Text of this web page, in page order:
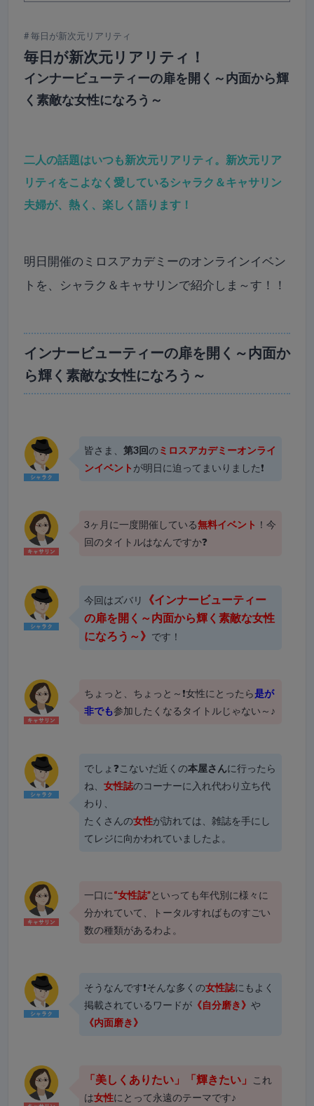
毎日が新次元リアリティ
毎日が新次元リアリティ！
インナービューティーの扉を開く～内面から輝
く素敵な女性になろう～
二人の話題はいつも新次元リアリティ。新次元リア
リティをこよなく愛しているシャラク＆キャサリン
夫婦が、熱く、楽しく語ります！
明日開催のミロスアカデミーのオンラインイベン
トを、シャラク＆キャサリンで紹介しま～す！！
インナービューティーの扉を開く～内面か
ら輝く素敵な女性になろう～
皆さま、 第3回のミロスアカデミーオンライ
ンイベント が明日に迫ってまいりました❗
3ヶ月に一度開催している無料イベント ！今
回のタイトルはなんですか❓
今回はズバリ
《インナービューティー
の扉を開く～内面から輝く素敵な女性
になろう～》 です！
ちょっと、ちょっと～❗女性にとったら是が
非でも参加したくなるタイトルじゃない～♪
でしょ❓こないだ近くの本屋さんに行ったら
ね、 女性誌のコーナーに入れ代わり立ち代
わり、
たくさんの女性が訪れては、雑誌を手にし
てレジに向かわれていましたよ。
一口に“女性誌”といっても年代別に様々に
分かれていて、トータルすればものすごい
数の種類があるわよ。
そうなんです❗そんな多くの女性誌にもよく
掲載されているワードが《自分磨き》 や
《内面磨き》
「美しくありたい」「輝きたい」
これ
は女性にとって永遠のテーマです♪